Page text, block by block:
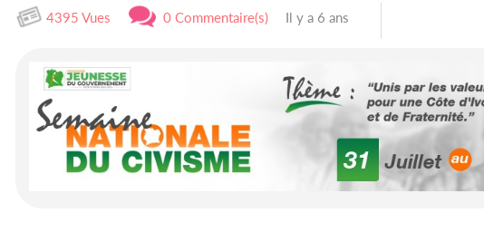
4395 Vues 0 Commentaire(s) Il y a 6 ans